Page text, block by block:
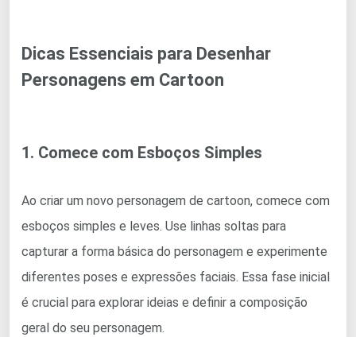
Dicas Essenciais para Desenhar
Personagens em Cartoon
1. Comece com Esboços Simples
Ao criar um novo personagem de cartoon, comece com
esboços simples e leves. Use linhas soltas para
capturar a forma básica do personagem e experimente
diferentes poses e expressões faciais. Essa fase inicial
é crucial para explorar ideias e definir a composição
geral do seu personagem.